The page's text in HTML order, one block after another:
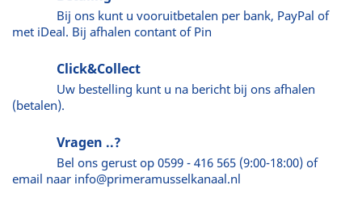
Bij ons kunt u vooruitbetalen per bank, PayPal of
met iDeal. Bij afhalen contant of Pin
Click&Collect
Uw bestelling kunt u na bericht bij ons afhalen
(betalen).
Vragen ..?
Bel ons gerust op 0599 - 416 565 (9:00-18:00) of
email naar info@primeramusselkanaal.nl